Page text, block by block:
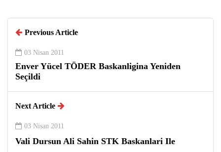
Previous Article
03 Nisan 2011
Enver Yücel TÖDER Baskanligina Yeniden
Seçildi
Next Article
03 Nisan 2011
Vali Dursun Ali Sahin STK Baskanlari Ile